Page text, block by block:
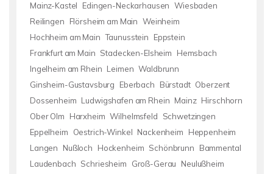
Mainz-Kastel
Edingen-Neckarhausen Wiesbaden
Reilingen
Flörsheim am Main Weinheim
Hochheim am Main Taunusstein
Eppstein
Frankfurt am Main Stadecken-Elsheim
Hemsbach
Ingelheim am Rhein Leimen Waldbrunn
Ginsheim-Gustavsburg
Eberbach Bürstadt Oberzent
Dossenheim Ludwigshafen am Rhein Mainz Hirschhorn
Ober Olm
Harxheim Wilhelmsfeld
Schwetzingen
Eppelheim
Oestrich-Winkel Nackenheim
Heppenheim
Langen
Nußloch Hockenheim Schönbrunn
Bammental
Laudenbach Schriesheim Groß-Gerau
Neulußheim